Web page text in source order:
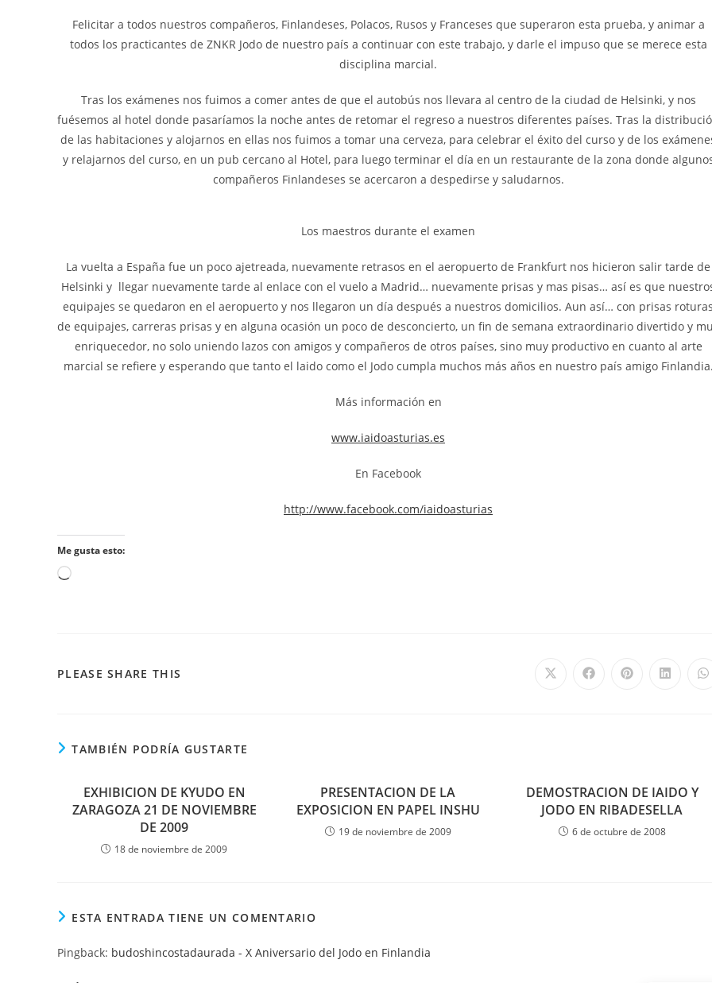
Felicitar a todos nuestros compañeros, Finlandeses, Polacos, Rusos y Franceses que superaron esta prueba, y animar a
todos los practicantes de ZNKR Jodo de nuestro país a continuar con este trabajo, y darle el impuso que se merece esta
disciplina marcial.
Tras los exámenes nos fuimos a comer antes de que el autobús nos llevara al centro de la ciudad de Helsinki, y nos
fuésemos al hotel donde pasaríamos la noche antes de retomar el regreso a nuestros diferentes países. Tras la
de las habitaciones y alojarnos en ellas nos fuimos a tomar una cerveza, para celebrar el éxito del curso y de los
y relajarnos del curso, en un pub cercano al Hotel, para luego terminar el día en un restaurante de la zona donde
compañeros Finlandeses se acercaron a despedirse y saludarnos.
Los maestros durante el examen
La vuelta a España fue un poco ajetreada, nuevamente retrasos en el aeropuerto de Frankfurt nos hicieron salir tarde de
Helsinki y llegar nuevamente tarde al enlace con el vuelo a Madrid… nuevamente prisas y mas pisas… así es que
equipajes se quedaron en el aeropuerto y nos llegaron un día después a nuestros domicilios. Aun así… con prisas roturas
de equipajes, carreras prisas y en alguna ocasión un poco de desconcierto, un fin de semana extraordinario divertido y
enriquecedor, no solo uniendo lazos con amigos y compañeros de otros países, sino muy productivo en cuanto al arte
marcial se refiere y esperando que tanto el laido como el Jodo cumpla muchos más años en nuestro país amigo Finlandia.
Más información en
www.iaidoasturias.es
En Facebook
http://www.facebook.com/iaidoasturias
Me gusta esto:
PLEASE SHARE THIS
TAMBIÉN PODRÍA GUSTARTE
EXHIBICION DE KYUDO EN
ZARAGOZA 21 DE NOVIEMBRE
DE 2009
18 de noviembre de 2009
PRESENTACION DE LA
EXPOSICION EN PAPEL INSHU
19 de noviembre de 2009
DEMOSTRACION DE IAIDO Y
JODO EN RIBADESELLA
6 de octubre de 2008
ESTA ENTRADA TIENE UN COMENTARIO
Pingback: budoshincostadaurada - X Aniversario del Jodo en Finlandia